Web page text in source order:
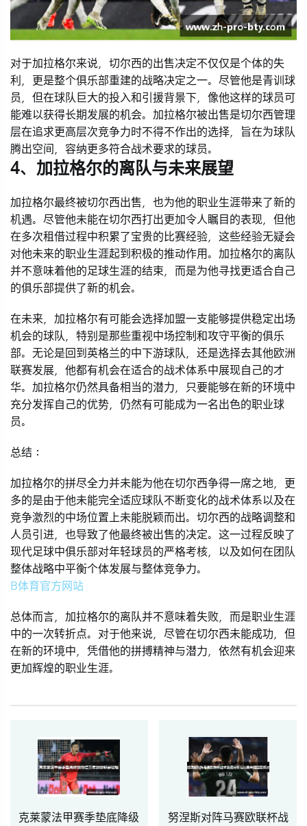
对于加拉格尔来说，切尔西的出售决定不仅仅是个体的失
利，更是整个俱乐部重建的战略决定之一。尽管他是青训球
员，但在球队巨大的投入和引援背景下，像他这样的球员可
能难以获得长期发展的机会。加拉格尔被出售是切尔西管理
层在追求更高层次竞争力时不得不作出的选择，旨在为球队
腾出空间，容纳更多符合战术要求的球员。
4、加拉格尔的离队与未来展望
加拉格尔最终被切尔西出售，也为他的职业生涯带来了新的
机遇。尽管他未能在切尔西打出更加令人瞩目的表现，但他
在多次租借过程中积累了宝贵的比赛经验，这些经验无疑会
对他未来的职业生涯起到积极的推动作用。加拉格尔的离队
并不意味着他的足球生涯的结束，而是为他寻找更适合自己
的俱乐部提供了新的机会。
在未来，加拉格尔有可能会选择加盟一支能够提供稳定出场
机会的球队，特别是那些重视中场控制和攻守平衡的俱乐
部。无论是回到英格兰的中下游球队，还是选择去其他欧洲
联赛发展，他都有机会在适合的战术体系中展现自己的才
华。加拉格尔仍然具备相当的潜力，只要能够在新的环境中
充分发挥自己的优势，仍然有可能成为一名出色的职业球
员。
总结：
加拉格尔的拼尽全力并未能为他在切尔西争得一席之地，更
多的是由于他未能完全适应球队不断变化的战术体系以及在
竞争激烈的中场位置上未能脱颖而出。切尔西的战略调整和
人员引进，也导致了他最终被出售的决定。这一过程反映了
现代足球中俱乐部对年轻球员的严格考核，以及如何在团队
整体战略中平衡个体发展与整体竞争力。
B体育官方网站
总体而言，加拉格尔的离队并不意味着失败，而是职业生涯
中的一次转折点。对于他来说，尽管在切尔西未能成功，但
在新的环境中，凭借他的拼搏精神与潜力，依然有机会迎来
更加辉煌的职业生涯。
克莱蒙法甲赛季垫底降级
努涅斯对阵马赛欧联杯战